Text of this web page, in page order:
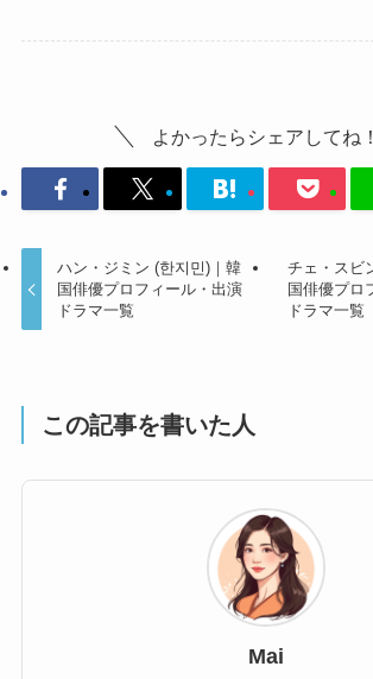
よかったらシェアしてね！
ハン・ジミン (한지민)｜韓
国俳優プロフィール・出演
ドラマ一覧
チェ・スビ
国俳優プロ
ドラマ一覧
この記事を書いた人
Mai